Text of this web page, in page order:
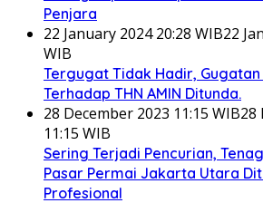
Penjara
22 January 2024 20:28 WIB22
WIB
Tergugat Tidak Hadir, Gugatan
Terhadap THN AMIN Ditunda.
28 December 2023 11:15 WIB28
11:15 WIB
Sering Terjadi Pencurian,
Pasar Permai Jakarta Utara
Profesional